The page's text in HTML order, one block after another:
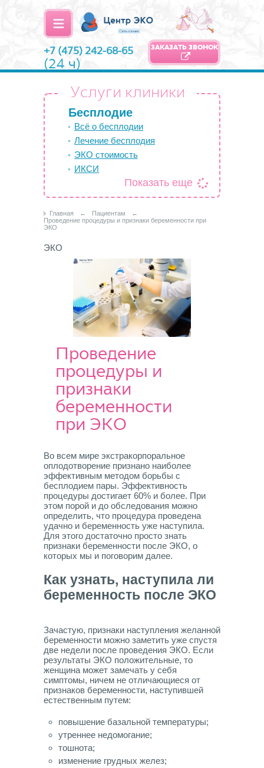
+7 (475) 242-68-65
(24 ч)
ЗАКАЗАТЬ ЗВОНОК
Услуги клиники
Бесплодие
Всё о бесплодии
Лечение бесплодия
ЭКО стоимость
ИКСИ
Показать еще
Главная ← Пациентам
←
Проведение процедуры и признаки беременности при
ЭКО
ЭКО
Проведение
процедуры и
признаки
беременности
при ЭКО
Во всем мире экстракорпоральное
оплодотворение признано наиболее
эффективным методом борьбы с
бесплодием пары. Эффективность
процедуры достигает 60% и более. При
этом порой и до обследования можно
определить, что процедура проведена
удачно и беременность уже наступила.
Для этого достаточно просто знать
признаки беременности после ЭКО, о
которых мы и поговорим далее.
Как узнать, наступила ли
беременность после ЭКО
Зачастую, признаки наступления желанной
беременности можно заметить уже спустя
две недели после проведения ЭКО. Если
результаты ЭКО положительные, то
женщина может замечать у себя
симптомы, ничем не отличающиеся от
признаков беременности, наступившей
естественным путем:
повышение базальной температуры;
утреннее недомогание;
тошнота;
изменение грудных желез;